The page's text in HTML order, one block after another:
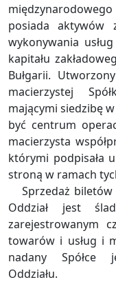
posiada aktywów
wykonywania
kapitału
Bułgarii.
macierzystej
mającymi siedzibę
być centrum
macierzysta
którymi podpisała
stroną w ramach
Sprzedaż
Oddział jest
zarejestrowanym
towarów i usług i
nadany Spółce
Oddziału.